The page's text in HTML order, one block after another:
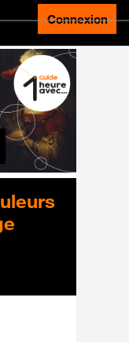
Connexion